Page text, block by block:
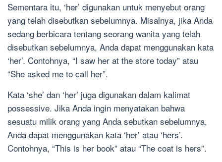
Sementara itu, ‘her’ digunakan untuk menyebut orang
yang telah disebutkan sebelumnya. Misalnya, jika Anda
sedang berbicara tentang seorang wanita yang telah
disebutkan sebelumnya, Anda dapat menggunakan kata
‘her’. Contohnya, “I saw her at the store today” atau
“She asked me to call her”.
Kata ‘she’ dan ‘her’ juga digunakan dalam kalimat
possessive. Jika Anda ingin menyatakan bahwa
sesuatu milik orang yang Anda sebutkan sebelumnya,
Anda dapat menggunakan kata ‘her’ atau ‘hers’.
Contohnya, “This is her book” atau “The coat is hers”.